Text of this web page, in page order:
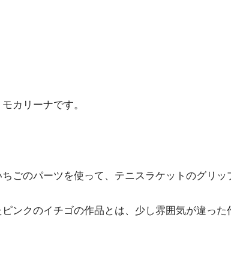
カリーナです。
ごのパーツを使って、テニスラケットのグリッ
ンクのイチゴの作品とは、少し雰囲気が違った